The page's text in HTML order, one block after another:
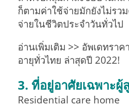
ก็ตามค่าใช้จ่ายมักยังไม่รว
จ่ายในชีวิตประจำวันทั่วไป
อ่านเพิ่มเติม >> อัพเดทรา
อายุทั่วไทย ล่าสุดปี 2022!
3. ที่อยู่อาศัยเฉพาะผู้
Residential care home